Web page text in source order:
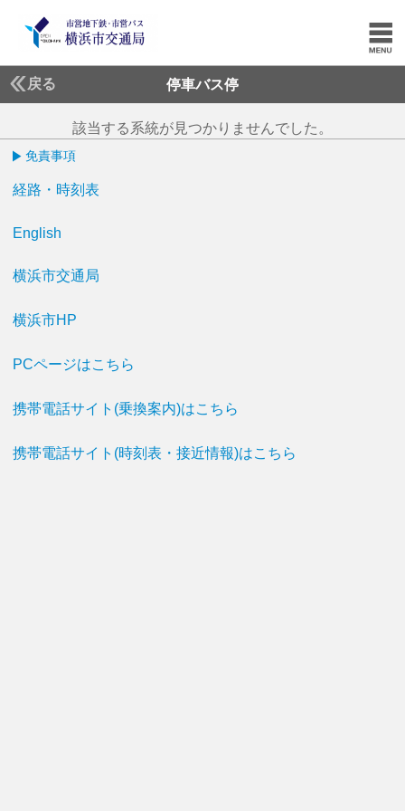
戻る 停車バス停
該当する系統が見つかりませんでした。
免責事項
経路・時刻表
English
横浜市交通局
横浜市HP
PCページはこちら
携帯電話サイト(乗換案内)はこちら
携帯電話サイト(時刻表・接近情報)はこちら